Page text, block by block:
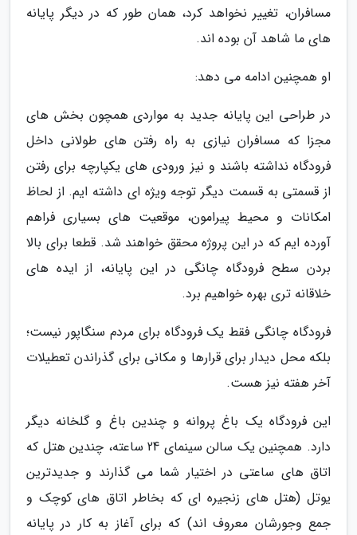
مسافران، تغییر نخواهد کرد، همان طور که در دیگر پایانه
های ما شاهد آن بوده اند.
او همچنین ادامه می دهد:
در طراحی این پایانه جدید به مواردی همچون بخش های
مجزا که مسافران نیازی به راه رفتن های طولانی داخل
فرودگاه نداشته باشند و نیز ورودی های یکپارچه برای رفتن
از قسمتی به قسمت دیگر توجه ویژه ای داشته ایم. از لحاظ
امکانات و محیط پیرامون، موقعیت های بسیاری فراهم
آورده ایم که در این پروژه محقق خواهند شد. قطعا برای بالا
بردن سطح فرودگاه چانگی در این پایانه، از ایده های
خلاقانه تری بهره خواهیم برد.
فرودگاه چانگی فقط یک فرودگاه برای مردم سنگاپور نیست؛
بلکه محل دیدار برای قرارها و مکانی برای گذراندن تعطیلات
آخر هفته نیز هست.
این فرودگاه یک باغ پروانه و چندین باغ و گلخانه دیگر
دارد. همچنین یک سالن سینمای 24 ساعته، چندین هتل که
اتاق های ساعتی در اختیار شما می گذارند و جدیدترین
یوتل (هتل های زنجیره ای که بخاطر اتاق های کوچک و
جمع وجورشان معروف اند) که برای آغاز به کار در پایانه